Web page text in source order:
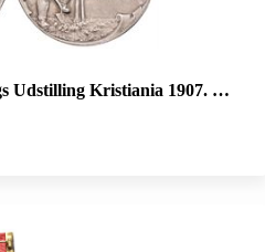
Kristiania 1907. Sølv. 35 mm